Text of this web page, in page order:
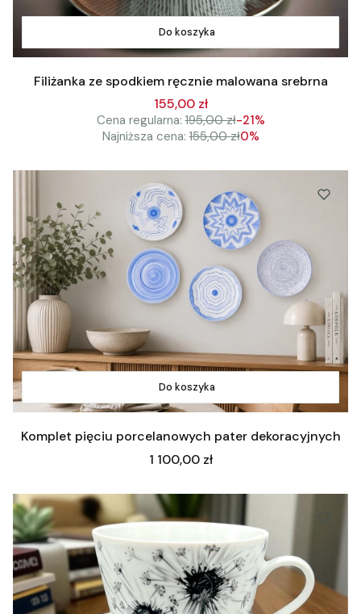
Do koszyka
Filiżanka ze spodkiem ręcznie malowana srebrna
155,00 zł
Cena regularna: 195,00 zł-21%
Najniższa cena: 155,00 zł0%
Do koszyka
Komplet pięciu porcelanowych pater dekoracyjnych
Cena
1 100,00 zł